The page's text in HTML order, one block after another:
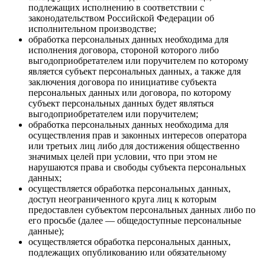
подлежащих исполнению в соответствии с
законодательством Российской Федерации об
исполнительном производстве;
обработка персональных данных необходима для
исполнения договора, стороной которого либо
выгодоприобретателем или поручителем по которому
является субъект персональных данных, а также для
заключения договора по инициативе субъекта
персональных данных или договора, по которому
субъект персональных данных будет являться
выгодоприобретателем или поручителем;
обработка персональных данных необходима для
осуществления прав и законных интересов оператора
или третьих лиц либо для достижения общественно
значимых целей при условии, что при этом не
нарушаются права и свободы субъекта персональных
данных;
осуществляется обработка персональных данных,
доступ неограниченного круга лиц к которым
предоставлен субъектом персональных данных либо по
его просьбе (далее — общедоступные персональные
данные);
осуществляется обработка персональных данных,
подлежащих опубликованию или обязательному